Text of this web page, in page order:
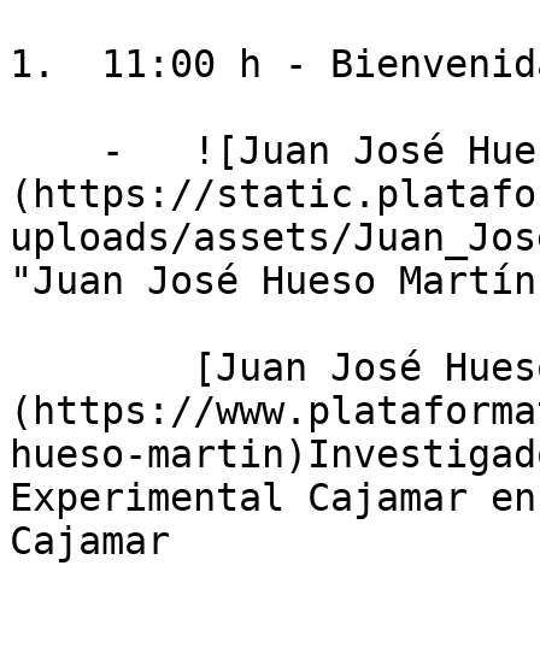
1.  11:00 h -
(https://
uploads/assets/
"Juan José Hueso
(https://
hueso-
Experimental Cajamar
Cajamar